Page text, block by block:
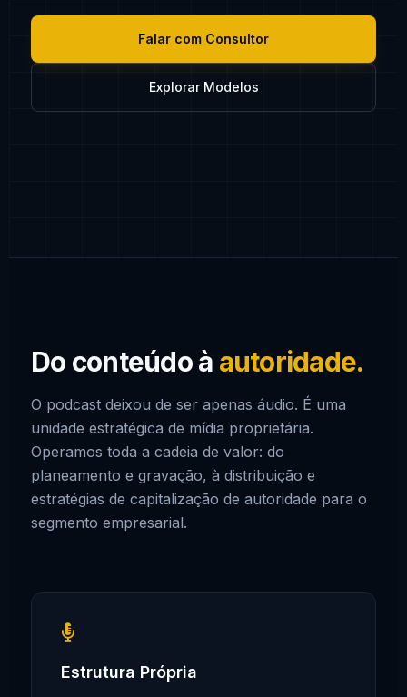
Falar com Consultor
Explorar Modelos
Do conteúdo à autoridade.
O podcast deixou de ser apenas áudio. É uma
unidade estratégica de mídia proprietária.
Operamos toda a cadeia de valor: do
planeamento e gravação, à distribuição e
estratégias de capitalização de autoridade para o
segmento empresarial.
Estrutura Própria